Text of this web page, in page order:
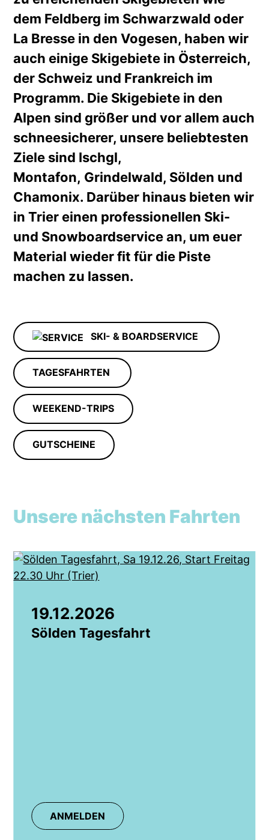
dem Feldberg im Schwarzwald oder
La Bresse in den Vogesen, haben wir
auch einige Skigebiete in Österreich,
der Schweiz und Frankreich im
Programm. Die Skigebiete in den
Alpen sind größer und vor allem auch
schneesicherer, unsere beliebtesten
Ziele sind Ischgl,
Montafon, Grindelwald, Sölden und
Chamonix. Darüber hinaus bieten wir
in Trier einen professionellen Ski-
und Snowboardservice an, um euer
Material wieder fit für die Piste
machen zu lassen.
SKI- & BOARDSERVICE
TAGESFAHRTEN
WEEKEND-TRIPS
GUTSCHEINE
Unsere nächsten Fahrten
19.12.2026
Sölden Tagesfahrt
ANMELDEN